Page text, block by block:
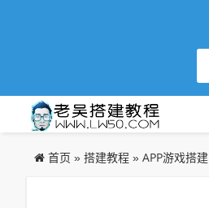
首页 » 搭建教程 » APP游戏搭建